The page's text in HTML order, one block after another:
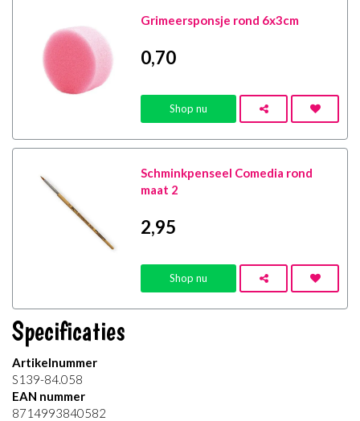
Grimeersponsje rond 6x3cm
0,70
Shop nu
Schminkpenseel Comedia rond
maat 2
2,95
Shop nu
Specificaties
Artikelnummer
S139-84.058
EAN nummer
8714993840582